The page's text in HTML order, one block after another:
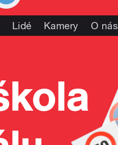
Lidé Kamery O nás